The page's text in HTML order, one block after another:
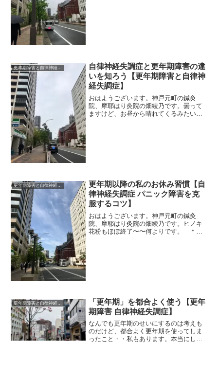
更年期障害と自律神経失調症
自律神経失調症と更年期障害の違
いを知ろう【更年期障害と自律神
経失調症】
おはようございます。神戸元町の鍼灸
院、摩耶はり灸院の畑綾乃です。曇って
ますけど、お昼から晴れてくるみたいで
更年期障害と自律神経失調症
更年期以降の私のお休み習慣【自
律神経失調症 パニック障害を克
服するコツ】
おはようございます。神戸元町の鍼灸
院、摩耶はり灸院の畑綾乃です。ヒノキ
花粉もほぼ終了〜〜何よりです。 ＊＊
更年期障害と自律神経失調症
「更年期」を都合よく使う【更年
期障害 自律神経失調症】
なんでも更年期のせいにするのは考えも
のだけど、都合よく更年期を使ってしま
ったこと・・私もあります。本当にしん